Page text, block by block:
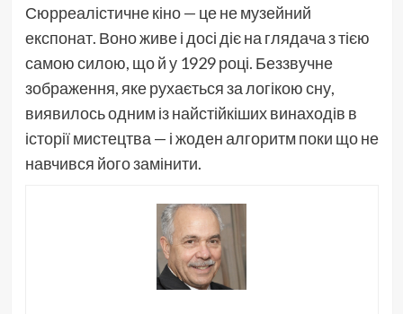
Сюрреалістичне кіно — це не музейний
експонат. Воно живе і досі діє на глядача з тією
самою силою, що й у 1929 році. Беззвучне
зображення, яке рухається за логікою сну,
виявилось одним із найстійкіших винаходів в
історії мистецтва — і жоден алгоритм поки що не
навчився його замінити.